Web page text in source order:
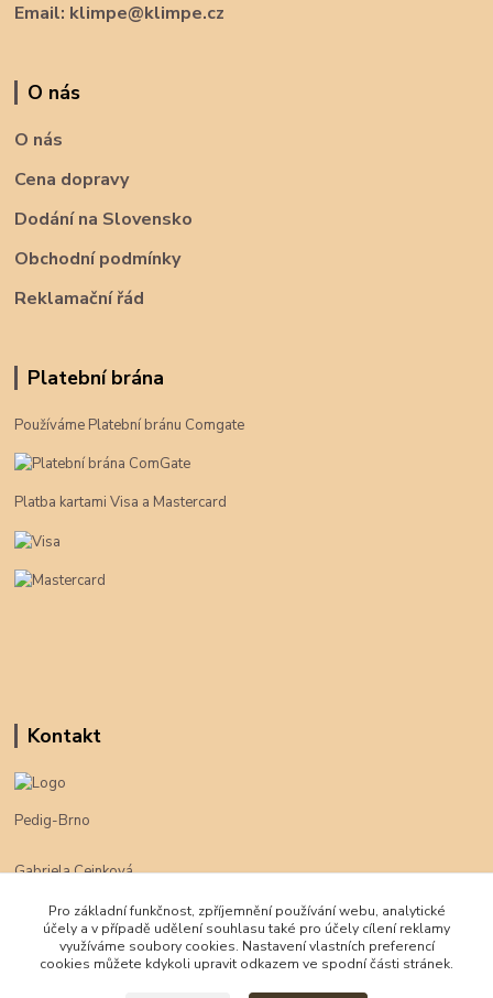
Email: klimpe@klimpe.cz
O nás
O nás
Cena dopravy
Dodání na Slovensko
Obchodní podmínky
Reklamační řád
Platební brána
Používáme Platební bránu Comgate
Platba kartami Visa a Mastercard
Kontakt
Pedig-Brno
Gabriela Cejnková
klimpe@klimpe.cz
Pro základní funkčnost, zpříjemnění používání webu, analytické
účely a v případě udělení souhlasu také pro účely cílení reklamy
využíváme soubory cookies. Nastavení vlastních preferencí
cookies můžete kdykoli upravit odkazem ve spodní části stránek.